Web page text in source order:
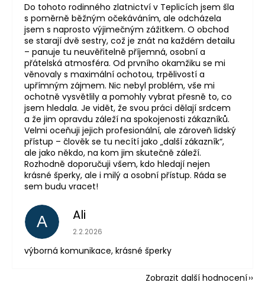
Do tohoto rodinného zlatnictví v Teplicích jsem šla
s poměrně běžným očekáváním, ale odcházela
jsem s naprosto výjimečným zážitkem. O obchod
se starají dvě sestry, což je znát na každém detailu
– panuje tu neuvěřitelně příjemná, osobní a
přátelská atmosféra. Od prvního okamžiku se mi
věnovaly s maximální ochotou, trpělivostí a
upřímným zájmem. Nic nebyl problém, vše mi
ochotně vysvětlily a pomohly vybrat přesně to, co
jsem hledala. Je vidět, že svou práci dělají srdcem
a že jim opravdu záleží na spokojenosti zákazníků.
Velmi oceňuji jejich profesionální, ale zároveň lidský
přístup – člověk se tu necítí jako „další zákazník“,
ale jako někdo, na kom jim skutečně záleží.
Rozhodně doporučuji všem, kdo hledají nejen
krásné šperky, ale i milý a osobní přístup. Ráda se
sem budu vracet!
A Ali
Hodnocení obchodu je 5 z 5 hvězdiček.
2.2.2026
výborná komunikace, krásné šperky
Zobrazit další hodnocení